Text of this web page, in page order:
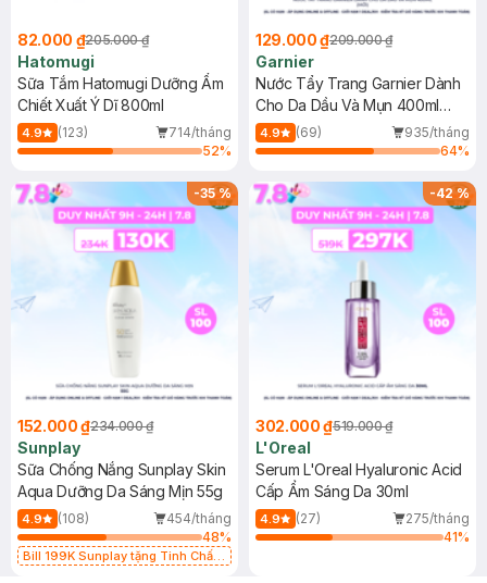
82.000 ₫205.000 ₫
Hatomugi
Sữa Tắm Hatomugi Dưỡng Ẩm
Chiết Xuất Ý Dĩ 800ml
4.9 (123)
714/tháng
52%
129.000 ₫209.000 ₫
Garnier
Nước Tẩy Trang Garnier Dành
Cho Da Dầu Và Mụn 400ml
(Mới)
4.9 (69)
935/tháng
64%
-35%
152.000 ₫234.000 ₫
Sunplay
Sữa Chống Nắng Sunplay Skin
Aqua Dưỡng Da Sáng Mịn 55g
4.9 (108)
454/tháng
48%
Bill 199K Sunplay tặng Tinh Chất
-42%
302.000 ₫519.000 ₫
L'Oreal
Serum L'Oreal Hyaluronic Acid
Cấp Ẩm Sáng Da 30ml
4.9 (27)
275/tháng
41%